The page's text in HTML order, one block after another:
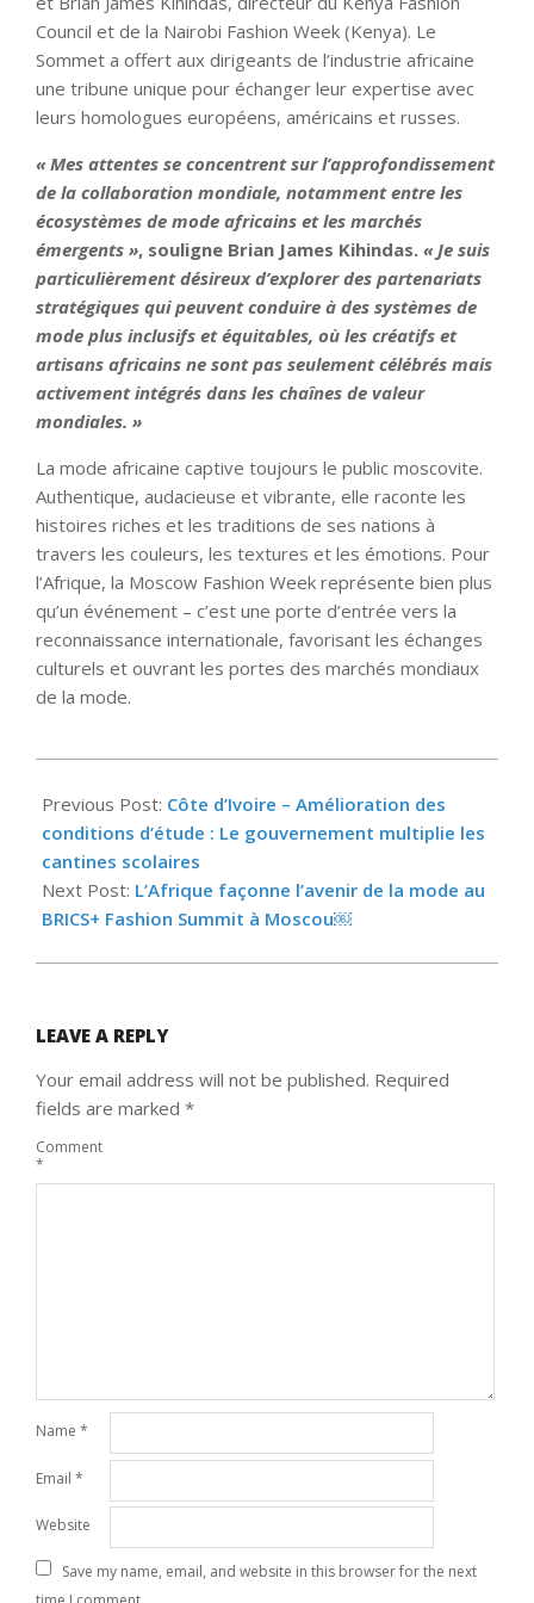
Council et de la Nairobi Fashion Week (Kenya). Le
Sommet a offert aux dirigeants de l’industrie africaine
une tribune unique pour échanger leur expertise avec
leurs homologues européens, américains et russes.
« Mes attentes se concentrent sur l’approfondissement
de la collaboration mondiale, notamment entre les
écosystèmes de mode africains et les marchés
émergents », souligne Brian James Kihindas. « Je suis
particulièrement désireux d’explorer des partenariats
stratégiques qui peuvent conduire à des systèmes de
mode plus inclusifs et équitables, où les créatifs et
artisans africains ne sont pas seulement célébrés mais
activement intégrés dans les chaînes de valeur
mondiales. »
La mode africaine captive toujours le public moscovite.
Authentique, audacieuse et vibrante, elle raconte les
histoires riches et les traditions de ses nations à
travers les couleurs, les textures et les émotions. Pour
l’Afrique, la Moscow Fashion Week représente bien plus
qu’un événement – c’est une porte d’entrée vers la
reconnaissance internationale, favorisant les échanges
culturels et ouvrant les portes des marchés mondiaux
de la mode.
09-
10
Previous Post: Côte d’Ivoire – Amélioration des
conditions d’étude : Le gouvernement multiplie les
cantines scolaires
Next Post: L’Afrique façonne l’avenir de la mode au
BRICS+ Fashion Summit à Moscou￼
LEAVE A REPLY
Your email address will not be published. Required
fields are marked *
Comment
*
Name *
Email *
Website
Save my name, email, and website in this browser for the next